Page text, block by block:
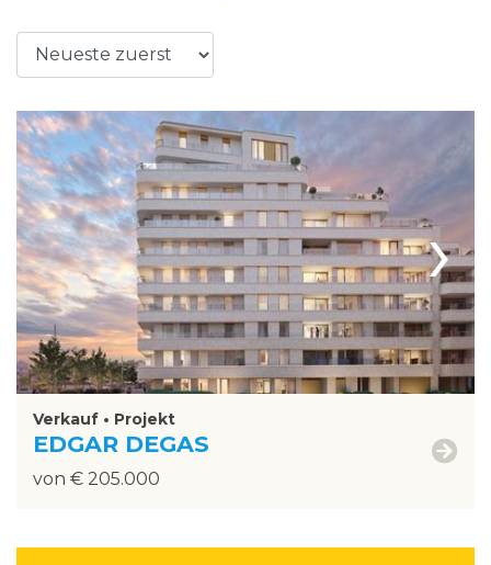
›
Verkauf • Projekt
EDGAR DEGAS
von € 205.000